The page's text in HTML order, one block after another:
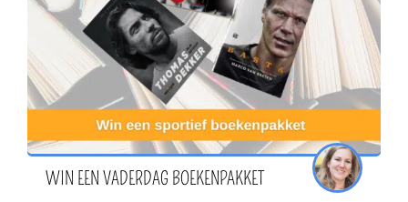
WIN EEN VADERDAG BOEKENPAKKET